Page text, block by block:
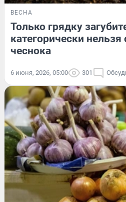
ВЕСНА
Только грядку
категорически
чеснока
6 июня, 2026, 05:00 301